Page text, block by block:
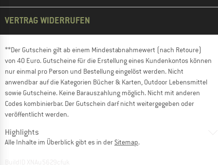
VERTRAG WIDERRUFEN
**Der Gutschein gilt ab einem Mindestabnahmewert (nach Retoure)
von 40 Euro. Gutscheine für die Erstellung eines Kundenkontos können
nur einmal pro Person und Bestellung eingelöst werden. Nicht
anwendbar auf die Kategorien Bücher & Karten, Outdoor Lebensmittel
sowie Gutscheine. Keine Barauszahlung möglich. Nicht mit anderen
Codes kombinierbar. Der Gutschein darf nicht weitergegeben oder
veröffentlicht werden.
Highlights
Alle Inhalte im Überblick gibt es in der Sitemap.